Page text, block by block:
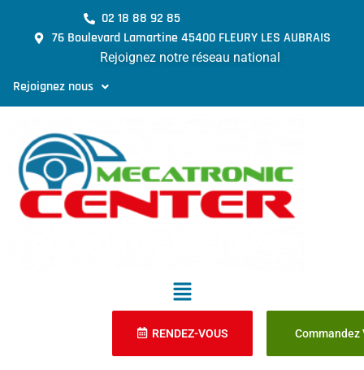
02 18 88 92 85
76 Boulevard Lamartine 45400 FLEURY LES AUBRAIS
Rejoignez notre réseau national
Rejoignez nous
RENDEZ-VOUS Commandez